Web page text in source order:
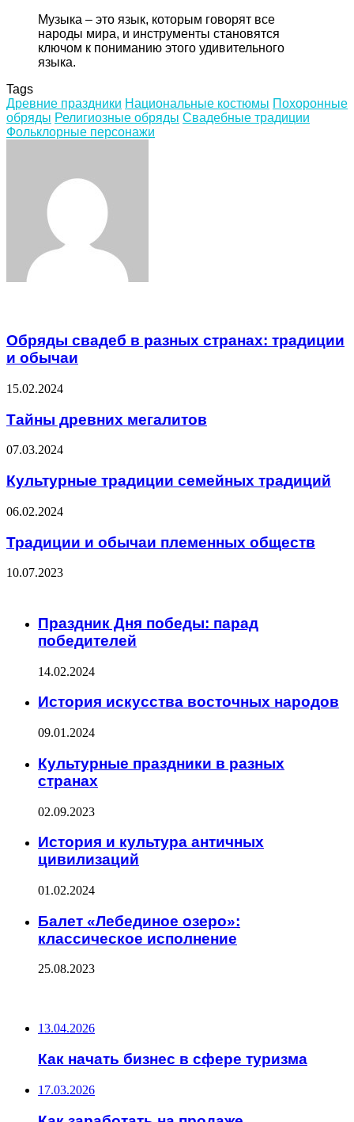
Музыка – это язык, которым говорят все
народы мира, и инструменты становятся
ключом к пониманию этого удивительного
языка.
Tags
Древние праздники Национальные костюмы Похоронные
обряды Религиозные обряды Свадебные традиции
Фольклорные персонажи
Обряды свадеб в разных странах: традиции
и обычаи
15.02.2024
Тайны древних мегалитов
07.03.2024
Культурные традиции семейных традиций
06.02.2024
Традиции и обычаи племенных обществ
10.07.2023
Праздник Дня победы: парад
победителей
14.02.2024
История искусства восточных народов
09.01.2024
Культурные праздники в разных
странах
02.09.2023
История и культура античных
цивилизаций
01.02.2024
Балет «Лебединое озеро»:
классическое исполнение
25.08.2023
13.04.2026
Как начать бизнес в сфере туризма
17.03.2026